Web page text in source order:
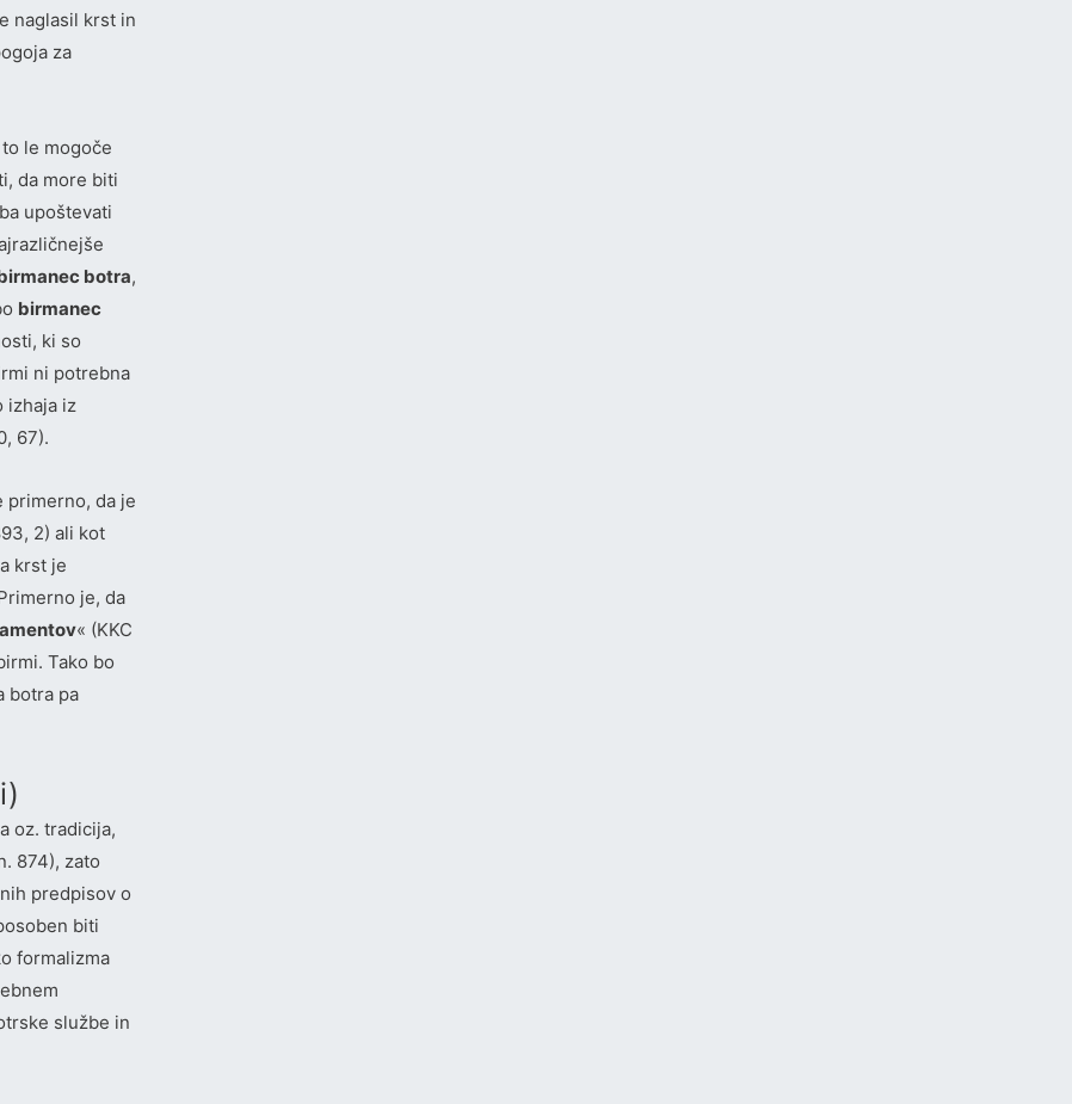
naglasil krst in
za
le mogoče
da more biti
upoštevati
botra,
birmanec
ki so
ni potrebna
izhaja iz
67).
primerno, da je
2) ali kot
krst je
je, da
« (KKC
Tako bo
botra pa
oz. tradicija,
874), zato
predpisov o
biti
formalizma
službe in